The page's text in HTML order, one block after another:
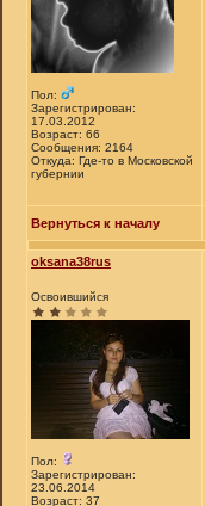
Пол:
Зарегистрирован:
17.03.2012
Возраст: 66
Сообщения: 2164
Откуда: Где-то в Московской
губернии
Вернуться к началу
oksana38rus
Освоившийся
Пол:
Зарегистрирован:
23.06.2014
Возраст: 37